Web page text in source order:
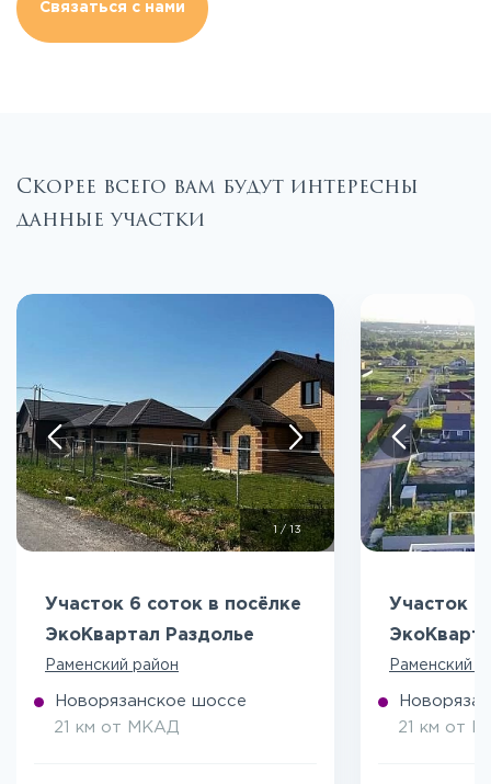
Связаться с нами
Скорее всего вам будут интересны
данные участки
1 /13
Участок 6 соток в посёлке
ЭкоКвартал Раздолье
Раменский район
Новорязанское шоссе
21 км от МКАД
Участок 5
Раменский
21 км от